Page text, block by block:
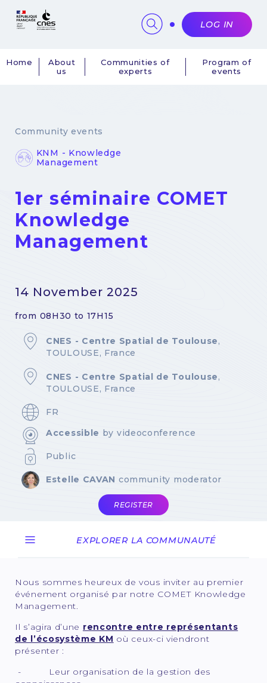
Navigation
Home
About
us
Communities of
experts
Program of
events
LOG IN
Community events
KNM - Knowledge
Management
1er séminaire COMET
Knowledge
Management
14 November 2025
from 08H30 to 17H15
CNES - Centre Spatial de Toulouse,
TOULOUSE, France
CNES - Centre Spatial de Toulouse,
TOULOUSE, France
FR
Accessible by videoconference
Public
Estelle CAVAN community moderator
REGISTER
EXPLORER LA COMMUNAUTÉ
Nous sommes heureux de vous inviter au premier
événement organisé par notre COMET Knowledge
Management.
Il s’agira d’une rencontre entre représentants
de l’écosystème KM où ceux-ci viendront
présenter :
- Leur organisation de la gestion des